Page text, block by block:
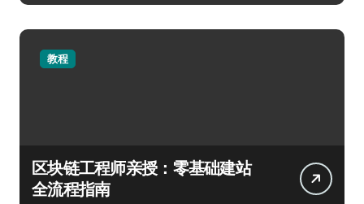
教程
区块链工程师亲授：零基础建站
全流程指南